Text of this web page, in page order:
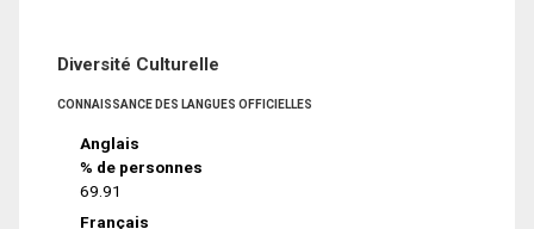
Diversité Culturelle
CONNAISSANCE DES LANGUES OFFICIELLES
Anglais
% de personnes
69.91
Français